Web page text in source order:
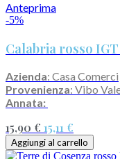
Anteprima
-5%
Calabria rosso
Azienda: Casa Comerci
Provenienza: Vibo
Annata:
15,90 € 15,11 €
Aggiungi al carrello